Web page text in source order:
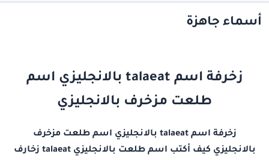
أسماء جاهزة
زخرفة اسم talaeat بالانجليزي اسم
طلعت مزخرف بالانجليزي
زخرفة اسم talaeat بالانجليزي اسم طلعت مزخرف
بالانجليزي كيف أكتب اسم طلعت بالانجليزي talaeat زخارف